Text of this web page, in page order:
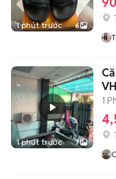
1 phút trước 6
1 phút trước 7
1